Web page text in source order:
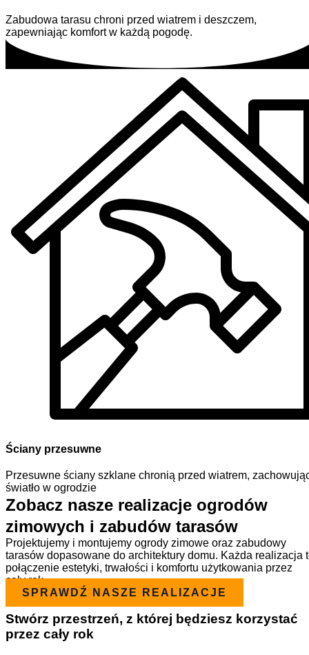
Zabudowa tarasu chroni przed wiatrem i deszczem,
zapewniając komfort w każdą pogodę.
Ściany przesuwne
Przesuwne ściany szklane chronią przed wiatrem,
światło w ogrodzie
Zobacz nasze realizacje ogrodów
zimowych i zabudów tarasów
Projektujemy i montujemy ogrody zimowe oraz zabudowy
tarasów dopasowane do architektury domu. Każda realizacja
połączenie estetyki, trwałości i komfortu użytkowania przez
cały rok.
SPRAWDŹ NASZE REALIZACJE
Stwórz przestrzeń, z której będziesz korzystać
przez cały rok